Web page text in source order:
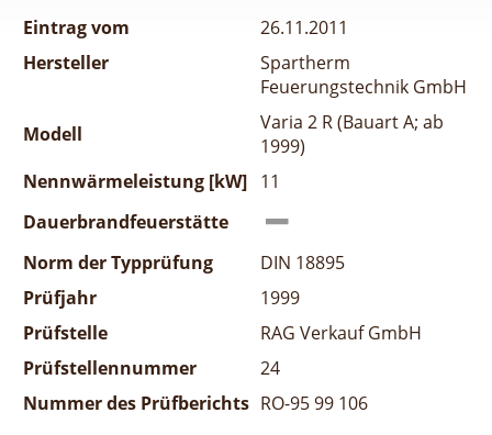
Eintrag vom
26.11.2011
Hersteller
Spartherm
Feuerungstechnik GmbH
Modell
Varia 2 R (Bauart A; ab
1999)
Nennwärmeleistung [kW] 11
Dauerbrandfeuerstätte
Norm der Typprüfung
DIN 18895
Prüfjahr
1999
Prüfstelle
RAG Verkauf GmbH
Prüfstellennummer
24
Nummer des Prüfberichts RO-95 99 106